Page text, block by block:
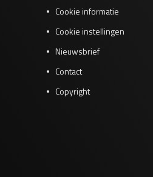
Cookie informatie
Cookie instellingen
Nieuwsbrief
Contact
Copyright